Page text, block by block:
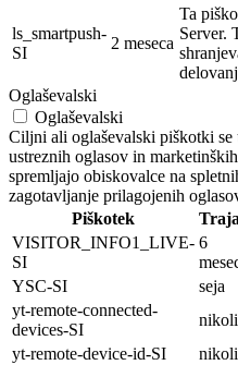
ls_smartpush-
SI
2 meseca
Ta
Server.
Oglaševalski
Oglaševalski
Ciljni ali oglaševalski piškotki se
ustreznih oglasov in
spremljajo obiskovalce na
zagotavljanje prilagojenih
Piškotek
VISITOR_INFO1_LIVE-
SI
6
YSC-SI
seja
yt-remote-connected-
devices-SI
nikoli
yt-remote-device-id-SI
nikoli